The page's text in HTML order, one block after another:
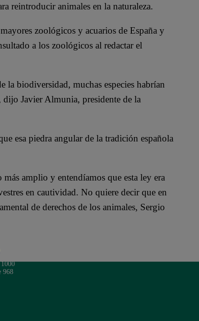
reintroducir animales en la naturaleza.
zoológicos y acuarios de España y
a los zoológicos al redactar el
la biodiversidad, muchas especies habrían
Javier Almunia, presidente de la
esa piedra angular de la tradición española
amplio y entendíamos que esta ley era
en cautividad. No quiere decir que en
de derechos de los animales, Sergio
968